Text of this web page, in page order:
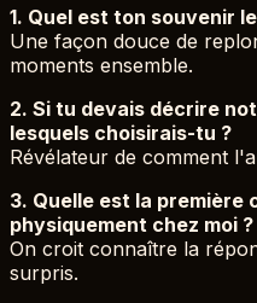
1. Quel est ton souvenir
Une façon douce de
moments ensemble.
2. Si tu devais décrire
lesquels choisirais-tu ?
Révélateur de comment
3. Quelle est la
physiquement chez moi ?
On croit connaître la
surpris.